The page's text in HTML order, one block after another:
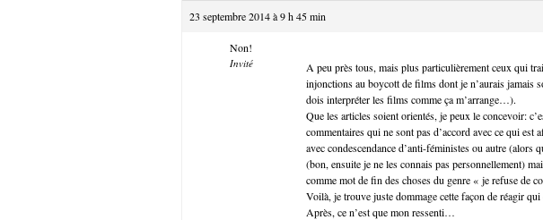
23 septembre 2014 à 9 h 45 min
Non!
Invité
A peu près tous, mais plus particulièrement ceux qui
injonctions au boycott de films dont je n’aurais jamais
dois interpréter les films comme ça m’arrange…).
Que les articles soient orientés, je peux le concevoir:
commentaires qui ne sont pas d’accord avec ce qui est
avec condescendance d’anti-féministes ou autre (alors
(bon, ensuite je ne les connais pas personnellement)
comme mot de fin des choses du genre « je refuse de
Voilà, je trouve juste dommage cette façon de réagir
Après, ce n’est que mon ressenti…